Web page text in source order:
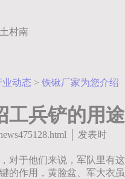
村南
业动态 > 铁锹厂家为您介绍
工兵铲的用途
│ 发表时
对于他们来说，军队里有这
的作用，黄脸盆、军大衣虽